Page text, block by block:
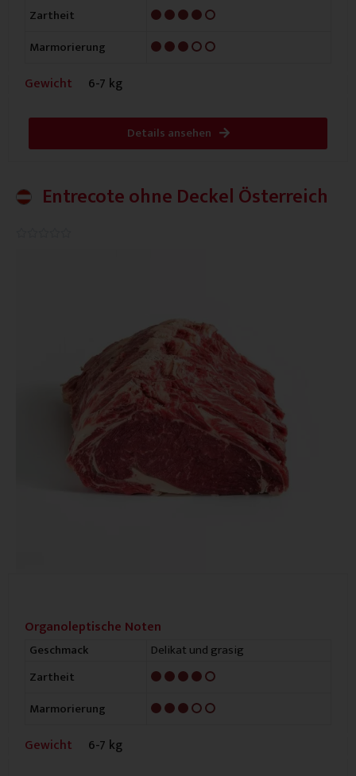
Zartheit
4/5
Marmorierung 3/5
Gewicht 6-7 kg
Details ansehen
Entrecote ohne Deckel Österreich
Organoleptische Noten
Geschmack
Delikat und grasig
Zartheit
4/5
Marmorierung 3/5
Gewicht 6-7 kg